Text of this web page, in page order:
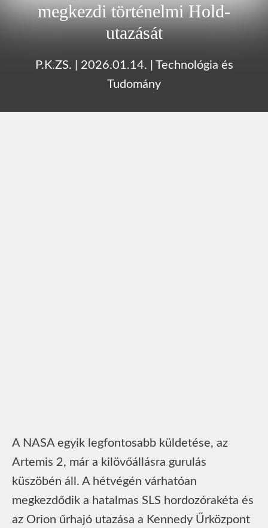
megkezdi történelmi Hold-
utazását
P.K.ZS. 2026.01.14.
Technológia és
Tudomány
A NASA egyik legfontosabb küldetése, az
Artemis 2, már a kilövőállásra gurulás
küszöbén áll. A hétvégén várhatóan
megkezdődik a hatalmas SLS hordozórakéta és
az Orion űrhajó utazása a Kennedy Űrközpont